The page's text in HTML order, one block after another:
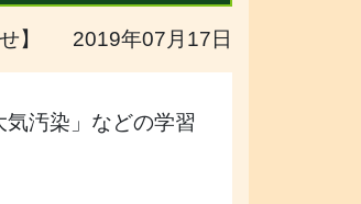
せ】 2019年07月17日
汚染」などの学習